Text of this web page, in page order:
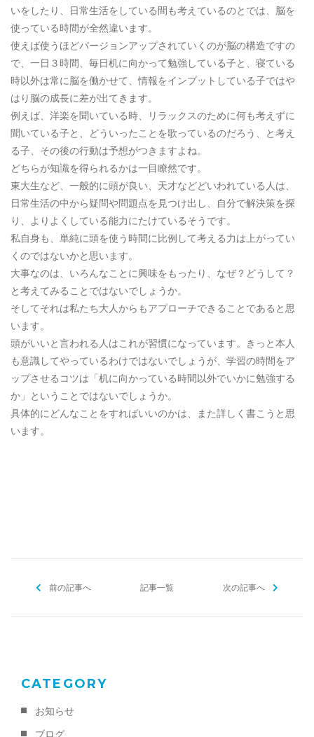
いをしたり、日常生活をしている間も考えているのとでは、脳を
使っている時間が全然違います。
使えば使うほどバージョンアップされていくのが脳の構造ですの
で、一日３時間、毎日机に向かって勉強している子と、寝ている
時以外は常に脳を働かせて、情報をインプットしている子ではや
はり脳の成長に差が出てきます。
例えば、洋楽を聞いている時、リラックスのために何も考えずに
聞いている子と、どういったことを歌っているのだろう、と考え
る子、その後の行動は予想がつきますよね。
どちらが知識を得られるかは一目瞭然です。
東大生など、一般的に頭が良い、天才などどいわれている人は、
日常生活の中から疑問や問題点を見つけ出し、自分で解決策を探
り、よりよくしている能力にたけているそうです。
私自身も、単純に頭を使う時間に比例して考える力は上がってい
くのではないかと思います。
大事なのは、いろんなことに興味をもったり、なぜ？どうして？
と考えてみることではないでしょうか。
そしてそれは私たち大人からもアプローチできることであると思
います。
頭がいいと言われる人はこれが習慣になっています。きっと本人
も意識してやっているわけではないでしょうが、学習の時間をア
ップさせるコツは「机に向かっている時間以外でいかに勉強する
か」ということではないでしょうか。
具体的にどんなことをすればいいのかは、また詳しく書こうと思
います。
前の記事へ 記事一覧 次の記事へ
CATEGORY
お知らせ
ブログ